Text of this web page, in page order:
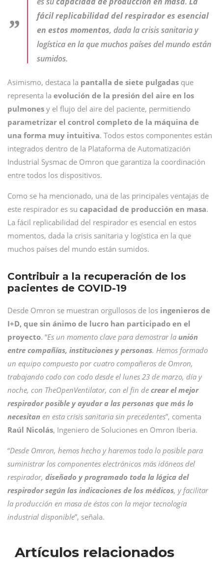
fácil replicabilidad del respirador es esencial
en estos momentos, dada la crisis sanitaria y
logística en la que muchos países del mundo están
sumidos.
Asimismo, destaca la pantalla de siete pulgadas que
representa la evolución de la presión del aire en los
pulmones y el flujo del aire del paciente, permitiendo
parametrizar el control completo de la máquina de
una forma muy intuitiva. Todos estos componentes están
integrados dentro de la Plataforma de Automatización
Industrial Sysmac de Omron que garantiza la coordinación
entre todos los dispositivos.
Como se ha mencionado, una de las principales ventajas de
este respirador es su capacidad de producción en masa.
La fácil replicabilidad del respirador es esencial en estos
momentos, dada la crisis sanitaria y logística en la que
muchos países del mundo están sumidos.
Contribuir a la recuperación de los
pacientes de COVID-19
Desde Omron se muestran orgullosos de los ingenieros de
I+D, que sin ánimo de lucro han participado en el
proyecto. “Es un momento clave para demostrar la unión
entre compañías, instituciones y personas. Hemos formado
un equipo compuesto por cuatro compañeros de Omron,
trabajando codo con codo desde el lunes 23 de marzo, día y
noche, con TheOpenVentilator, con el fin de crear el mejor
respirador posible y ayudar a las personas que más lo
necesitan en esta crisis sanitaria sin precedentes”, comenta
Raúl Nicolás, Ingeniero de Soluciones en Omron Iberia.
“Desde Omron, hemos hecho y haremos todo lo posible para
suministrar los componentes electrónicos más idóneos del
respirador, diseñado y programado toda la lógica del
respirador según las indicaciones de los médicos, y facilitar
la producción en masa de éstos con la mejor tecnología
industrial disponible”, señala.
Artículos relacionados